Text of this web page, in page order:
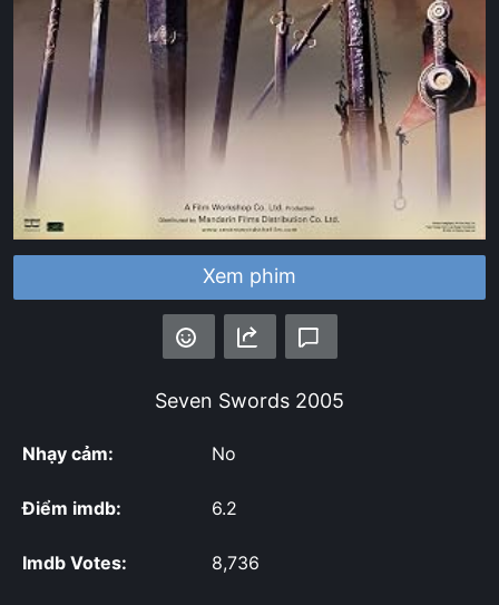
Xem phim
Seven Swords 2005
Nhạy cảm: No
Điểm imdb: 6.2
Imdb Votes: 8,736